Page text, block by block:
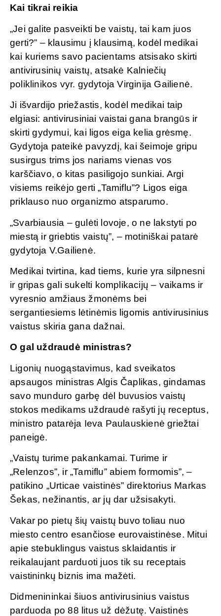
Kai tikrai reikia
„Jei galite pasveikti be vaistų, tai kam juos
gerti?” – klausimu į klausimą, kodėl medikai
kai kuriems savo pacientams atsisako skirti
antivirusinių vaistų, atsakė Kalniečių
poliklinikos vyr. gydytoja Virginija Gailienė.
Ji išvardijo priežastis, kodėl medikai taip
elgiasi: antivirusiniai vaistai gana brangūs ir
skirti gydymui, kai ligos eiga kelia grėsmę.
Gydytoja pateikė pavyzdį, kai šeimoje gripu
susirgus trims jos nariams vienas vos
karščiavo, o kitas pasiligojo sunkiai. Argi
visiems reikėjo gerti „Tamiflu”? Ligos eiga
priklauso nuo organizmo atsparumo.
„Svarbiausia – gulėti lovoje, o ne lakstyti po
miestą ir griebtis vaistų”, – motiniškai patarė
gydytoja V.Gailienė.
Medikai tvirtina, kad tiems, kurie yra silpnesni
ir gripas gali sukelti komplikacijų – vaikams ir
vyresnio amžiaus žmonėms bei
sergantiesiems lėtinėmis ligomis antivirusinius
vaistus skiria gana dažnai.
O gal uždraudė ministras?
Ligonių nuogąstavimus, kad sveikatos
apsaugos ministras Algis Čaplikas, gindamas
savo munduro garbę dėl buvusios vaistų
stokos medikams uždraudė rašyti jų receptus,
ministro patarėja Ieva Paulauskienė griežtai
paneigė.
„Vaistų turime pakankamai. Turime ir
„Relenzos”, ir „Tamiflu” abiem formomis”, –
patikino „Urticae vaistinės” direktorius Markas
Šekas, nežinantis, ar jų dar užsisakyti.
Vakar po pietų šių vaistų buvo toliau nuo
miesto centro esančiose eurovaistinėse. Mitui
apie stebuklingus vaistus sklaidantis ir
reikalaujant parduoti juos tik su receptais
vaistininkų biznis ima mažėti.
Didmenininkai šiuos antivirusinius vaistus
parduoda po 88 litus už dėžutę. Vaistinės